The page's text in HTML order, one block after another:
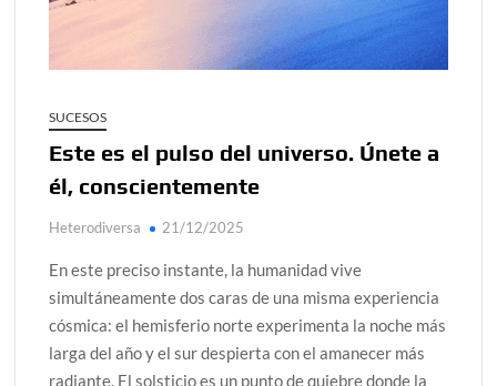
¿Conoces al rey del trópico? Seguro que sí
Día de Independencia 2026: de Patria Boba a Colombia
Salud mental digital: cómo frenar la ansiedad que
generan las redes sociales
Denuncia por violencia sexual en Colombia: así avanza
SUCESOS
Este es el pulso del universo. Únete a
él, conscientemente
Heterodiversa 21/12/2025
En este preciso instante, la humanidad vive
simultáneamente dos caras de una misma experiencia
cósmica: el hemisferio norte experimenta la noche más
larga del año y el sur despierta con el amanecer más
radiante. El solsticio es un punto de quiebre donde la